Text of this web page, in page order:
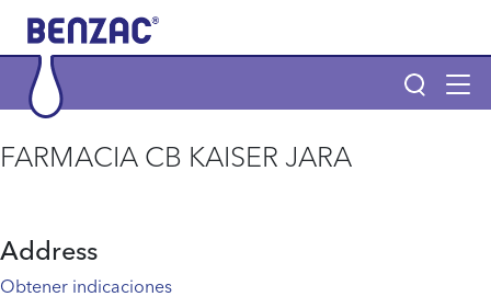
Skip to main content
Main navigation
POR QUÉ BENZAC Y BENZACARE
FARMACIA CB KAISER JARA
Address
Obtener indicaciones